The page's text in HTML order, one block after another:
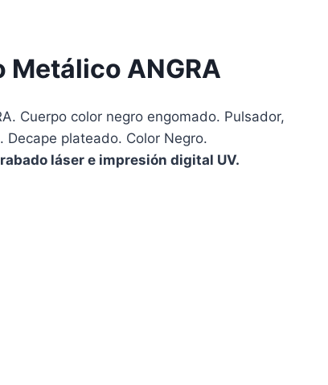
Metálico ANGRA
Cuerpo color negro engomado. Pulsador,
plateado. Color Negro.
láser e impresión digital UV.